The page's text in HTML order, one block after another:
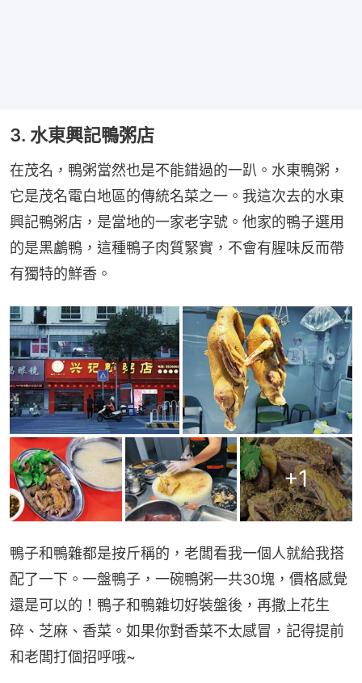
3. 水東興記鴨粥店
在茂名，鴨粥當然也是不能錯過的一趴。水東鴨粥，
它是茂名電白地區的傳統名菜之一。我這次去的水東
興記鴨粥店，是當地的一家老字號。他家的鴨子選用
的是黑鸕鴨，這種鴨子肉質緊實，不會有腥味反而帶
有獨特的鮮香。
+1
鴨子和鴨雜都是按斤稱的，老闆看我一個人就給我搭
配了一下。一盤鴨子，一碗鴨粥一共30塊，價格感覺
還是可以的！鴨子和鴨雜切好裝盤後，再撒上花生
碎、芝麻、香菜。如果你對香菜不太感冒，記得提前
和老闆打個招呼哦~